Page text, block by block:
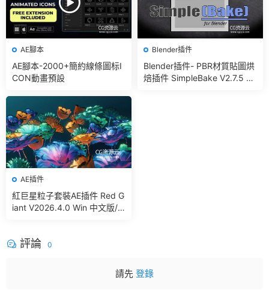
AE腳本
AE腳本-2000+簡約線條圖标I
CON動畫預設
Blender插件
Blender插件- PBR材質貼圖烘
焙插件 SimpleBake V2.7.5 –
AE插件
紅巨星粒子套裝AE插件 Red G
iant V2026.4.0 Win 中文版/
評論 0
請先 登錄